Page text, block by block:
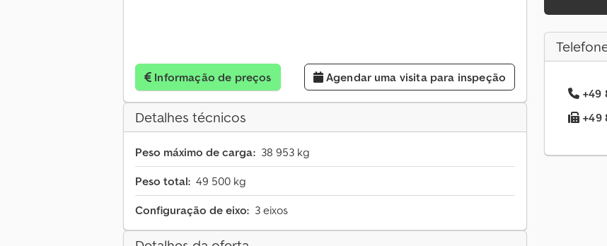
Informação de preços Agendar uma visita para inspeção
Detalhes técnicos
Peso máximo de carga: 38 953 kg
Peso total: 49 500 kg
Configuração de eixo: 3 eixos
+49
+49